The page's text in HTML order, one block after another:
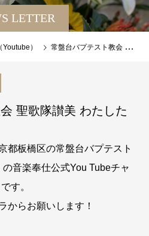
LETTER
） 常盤台バプテスト教会 聖歌隊讃美 わたしたちは主の民
聖歌隊讃美 わたした
都板橋区の常盤台バプテスト
音楽奉仕公式You Tubeチャ
す。
からお願いします！